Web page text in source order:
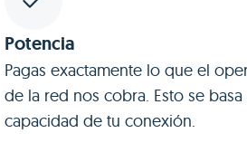
de energía confiable y
cliente. No es solo el precio
hace la diferencia, sino
cuidado y la transparencia
Potencia
Pagas exactamente lo que el
de la red nos cobra. Esto se basa
capacidad de tu conexión.